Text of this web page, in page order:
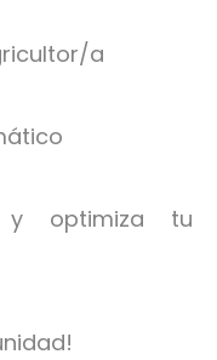
a
y optimiza tu